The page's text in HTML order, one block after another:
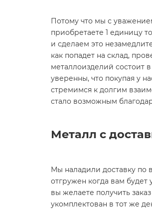
Потому что мы с
приобретаете 1 единицу
и сделаем это
как попадет на склад,
металлоизделий состоит
уверенны, что покупая у
стремимся к долгим
стало возможным
Металл с
Мы наладили доставку по
отгружен когда вам будет
вы желаете получить
укомплектован в тот же